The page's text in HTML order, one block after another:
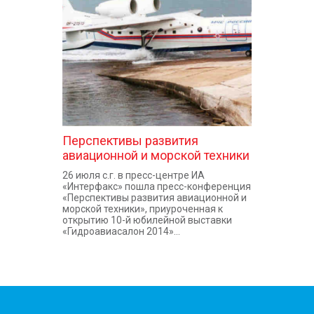
КОНТАКТЫ
Перспективы развития
авиационной и морской техники
26 июля с.г. в пресс-центре ИА
«Интерфакс» пошла пресс-конференция
«Перспективы развития авиационной и
морской техники», приуроченная к
открытию 10-й юбилейной выставки
«Гидроавиасалон 2014»...